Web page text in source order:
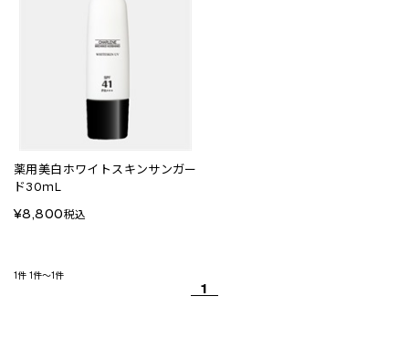
薬用美白ホワイトスキンサンガー
ド30ｍL
¥8,800税込
1件 1件～1件
1